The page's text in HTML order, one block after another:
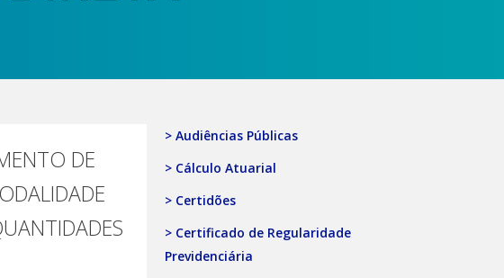
DE
> Audiências Públicas
> Cálculo Atuarial
> Certidões
> Certificado de Regularidade
Previdenciária